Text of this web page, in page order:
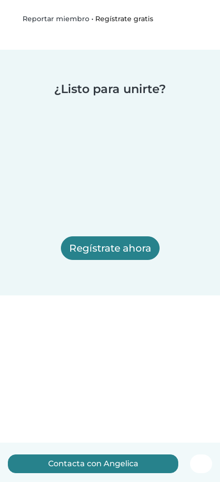
Reportar miembro• Regístrate gratis
¿Listo para unirte?
Regístrate ahora
Contacta con Angelica